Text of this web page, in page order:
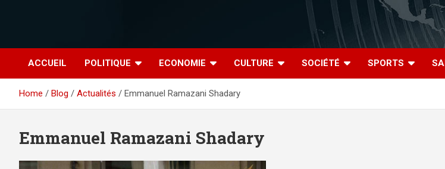
ACCUEIL POLITIQUE ECONOMIE CULTURE SOCIÉTÉ SPORTS
Home Blog Actualités Emmanuel Ramazani Shadary
Emmanuel Ramazani Shadary